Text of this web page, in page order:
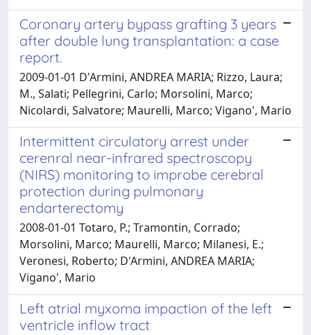
Coronary artery bypass grafting 3 years
after double lung transplantation: a case
report.
2009-01-01 D'Armini, ANDREA MARIA; Rizzo, Laura;
M., Salati; Pellegrini, Carlo; Morsolini, Marco;
Nicolardi, Salvatore; Maurelli, Marco; Vigano', Mario
Intermittent circulatory arrest under
cerenral near-infrared spectroscopy
(NIRS) monitoring to improbe cerebral
protection during pulmonary
endarterectomy
2008-01-01 Totaro, P.; Tramontin, Corrado;
Morsolini, Marco; Maurelli, Marco; Milanesi, E.;
Veronesi, Roberto; D'Armini, ANDREA MARIA;
Vigano', Mario
Left atrial myxoma impaction of the left
ventricle inflow tract